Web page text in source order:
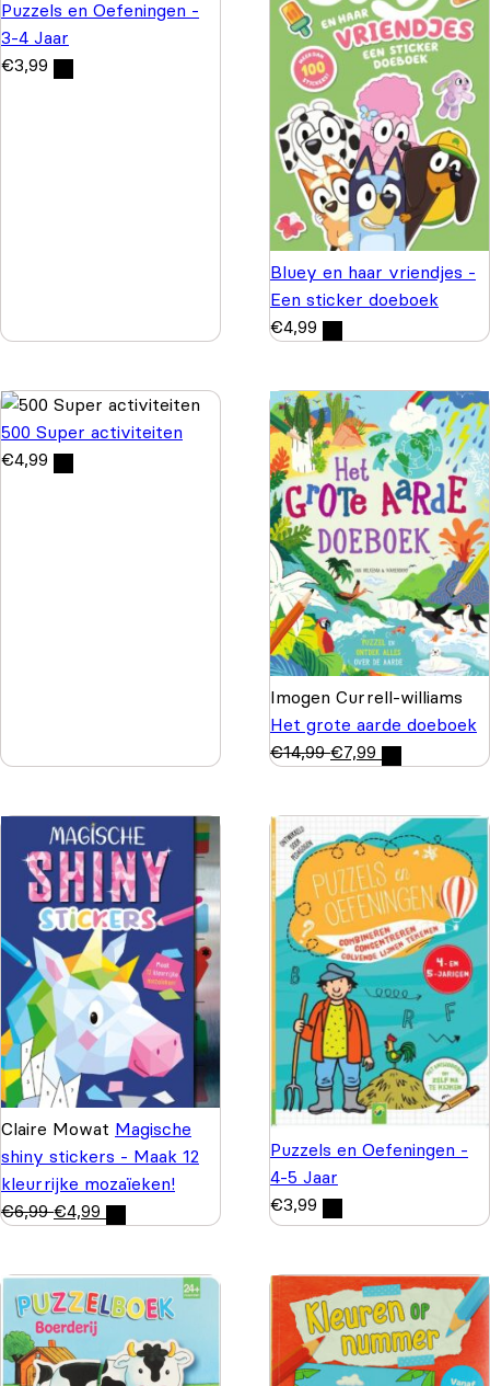
Puzzels en Oefeningen -
3-4 Jaar
€3,99
Bluey en haar vriendjes -
Een sticker doeboek
€4,99
500 Super activiteiten
€4,99
Imogen Currell-williams
Het grote aarde doeboek
€14,99 €7,99
Claire Mowat Magische
shiny stickers - Maak 12
kleurrijke mozaïeken!
€6,99 €4,99
Puzzels en Oefeningen -
4-5 Jaar
€3,99